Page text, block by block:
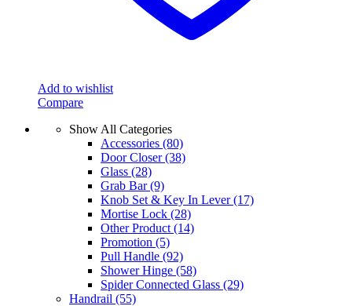
Add to wishlist
Compare
Show All Categories
Accessories (80)
Door Closer(38)
Glass (28)
Grab Bar(9)
Knob Set & Key In Lever(17)
Mortise Lock (28)
Other Product (14)
Promotion (5)
Pull Handle (92)
Shower Hinge (58)
Spider Connected Glass (29)
Handrail (55)